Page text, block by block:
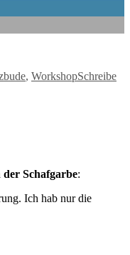
, WorkshopSchreibe
der Schafgarbe:
Ich hab nur die